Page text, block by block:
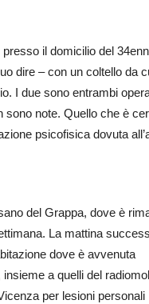
il domicilio del
dire – con un coltello da
I due sono entrambi
sono note. Quello che è
psicofisica dovuta
del Grappa, dove è
La mattina
dove è avvenuta
a quelli del
per lesioni personali